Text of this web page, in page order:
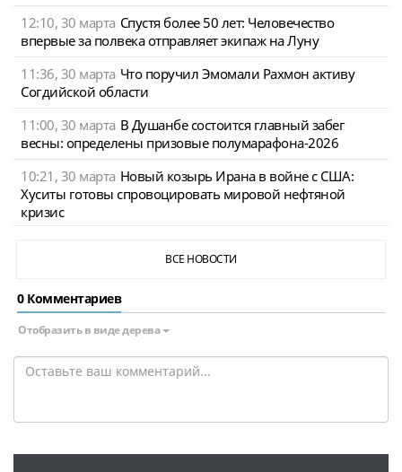
12:10, 30 марта Спустя более 50 лет: Человечество
впервые за полвека отправляет экипаж на Луну
11:36, 30 марта Что поручил Эмомали Рахмон активу
Согдийской области
11:00, 30 марта В Душанбе состоится главный забег
весны: определены призовые полумарафона-2026
10:21, 30 марта Новый козырь Ирана в войне с США:
Хуситы готовы спровоцировать мировой нефтяной
кризис
ВСЕ НОВОСТИ
0 Комментариев
Отобразить в виде дерева